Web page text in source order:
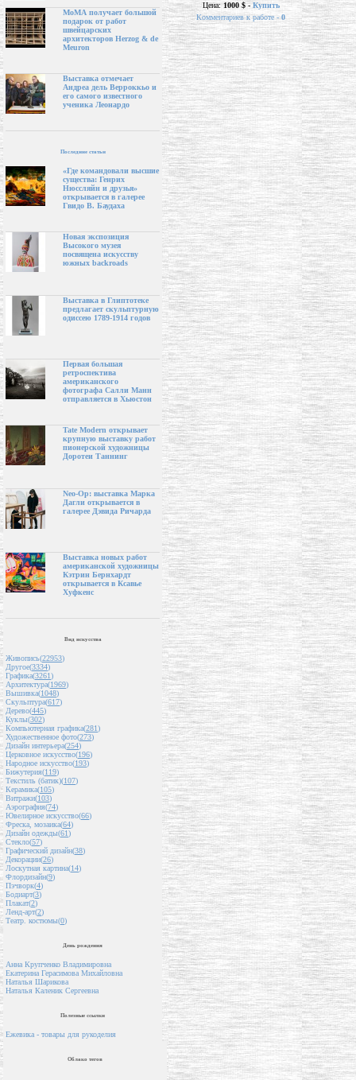
МоМА получает большой
подарок от работ
швейцарских
архитекторов Herzog & de
Meuron
Выставка отмечает
Андреа дель Верроккьо и
его самого известного
ученика Леонардо
Последние статьи
«Где командовали высшие
существа: Генрих
Нюссляйн и друзья»
открывается в галерее
Гвидо В. Баудаха
Новая экспозиция
Высокого музея
посвящена искусству
южных backroads
Выставка в Глиптотеке
предлагает скульптурную
одиссею 1789-1914 годов
Первая большая
ретроспектива
американского
фотографа Салли Манн
отправляется в Хьюстон
Tate Modern открывает
крупную выставку работ
пионерской художницы
Доротеи Таннинг
Neo-Op: выставка Марка
Дагли открывается в
галерее Дэвида Ричарда
Выставка новых работ
американской художницы
Кэтрин Бернхардт
открывается в Ксавье
Хуфкенс
Вид искусства
Живопись(22953)
Другое(3334)
Графика(3261)
Архитектура(1969)
Вышивка(1048)
Скульптура(617)
Дерево(445)
Куклы(302)
Компьютерная графика(281)
Художественное фото(273)
Дизайн интерьера(254)
Церковное искусство(196)
Народное искусство(193)
Бижутерия(119)
Текстиль (батик)(107)
Керамика(105)
Витражи(103)
Аэрография(74)
Ювелирное искусство(66)
Фреска, мозаика(64)
Дизайн одежды(61)
Стекло(57)
Графический дизайн(38)
Декорации(26)
Лоскутная картина(14)
Флордизайн(9)
Пэчворк(4)
Бодиарт(3)
Плакат(2)
Ленд-арт(2)
Театр. костюмы(0)
День рождения
Анна Крупченко Владимировна
Екатерина Герасимова Михайловна
Наталья Шарикова
Наталья Каленик Сергеевна
Полезные ссылки
Ежевика - товары для рукоделия
Облако тегов
Цена: 1000 $ - Купить
Комментариев к работе -0